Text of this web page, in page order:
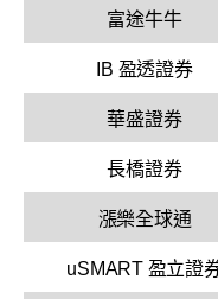
富途牛牛
IB 盈透證券
華盛證券
長橋證券
漲樂全球通
uSMART 盈立證